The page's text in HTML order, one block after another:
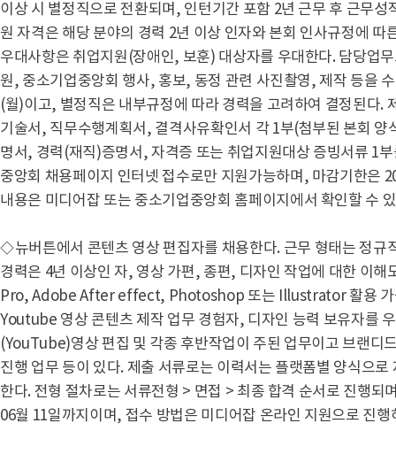
이상 시 별정직으로 전환되며, 인턴기간 포함 2년 근무 후 근무
원 자격은 해당 분야의 경력 2년 이상 인자와 본회 인사규정에 따
우대사항은 취업지원(장애인, 보훈) 대상자를 우대한다. 담당업
원, 중소기업중앙회 행사, 홍보, 동정 관련 사진촬영, 제작 등을
(월)이고, 별정직은 내부규정에 따라 경력을 고려하여 결정된다.
기술서, 직무수행계획서, 결격사유확인서 각 1부(첨부된 본회
명서, 경력(재직)증명서, 자격증 또는 취업지원대상 증빙서류 1
중앙회 채용페이지 인터넷 접수로만 지원가능하며, 마감기한은
내용은 미디어잡 또는 중소기업중앙회 홈페이지에서 확인할 수
◇뉴버튼에서 콘텐츠 영상 편집자를 채용한다. 근무 형태는 정
경력은 4년 이상인 자, 영상 가편, 종편, 디자인 작업에 대한 이
Pro, Adobe After effect, Photoshop 또는 Illustrator 활용 가
Youtube 영상 콘텐츠 제작 업무 경험자, 디자인 능력 보유자를
(YouTube)영상 편집 및 각종 후반작업이 주된 업무이고 브랜디
진행 업무 등이 있다. 제출 서류로는 이력서는 플랫폼별 양식으
한다. 전형 절차로는 서류전형 > 면접 > 최종 합격 순서로 진행되
06월 11일까지이며, 접수 방법은 미디어잡 온라인 지원으로 진행